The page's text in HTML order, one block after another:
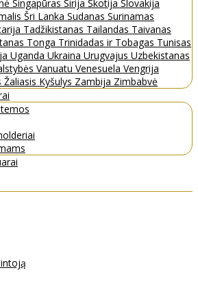
Singapūras Sirija Škotija Slovakija
Šri Lanka Sudanas Surinamas
Tadžikistanas Tailandas Taivanas
Tonga Trinidadas ir Tobagas Tunisas
Uganda Ukraina Urugvajus Uzbekistanas
Vanuatu Venesuela Vengrija
Žaliasis Kyšulys Zambija Zimbabvė